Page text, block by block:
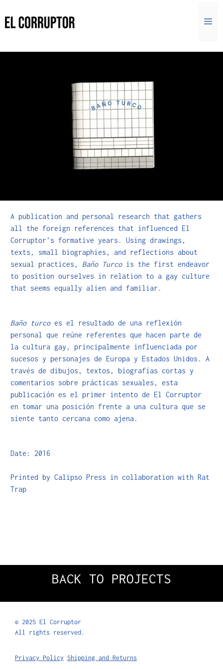
A publication and personal research that gathers
all the foreign references that influenced El
Corruptor’s formative years. Using drawings,
texts, small biographies, and reflections about
sexual practices, Baño Turco is the first endeavor
to position ourselves in relation to a gay culture
that seems equally alien and familiar.
Baño turcoes el resultado de una reflexión
personal que reúne referentes que hacen parte de
la cultura gay, principalmente influenciada por
sucesos y personajes de Europa y Estados Unidos. A
través de dibujos, textos, biografías cortas y
comentarios sobre prácticas sexuales, esta
publicación es el primer intento de El Corruptor
en tomar una posición frente a una cultura que se
siente tanto cercana como ajena.
Date: 2016
Printed by Calipso Press in collaboration with Rat
Trap
BACK TO PROJECTS
© 2025 El Corruptor
All rights reserved.
Privacy Policy Shipping and Returns